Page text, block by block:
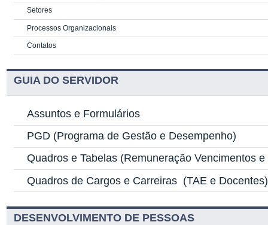
Setores
Processos Organizacionais
Contatos
GUIA DO SERVIDOR
Assuntos e Formulários
PGD (Programa de Gestão e Desempenho)
Quadros e Tabelas (Remuneração Vencimentos
Quadros de Cargos e Carreiras (TAE e Docentes)
DESENVOLVIMENTO DE PESSOAS